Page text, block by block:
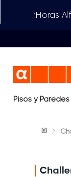
¡Horas
Pisos y Paredes